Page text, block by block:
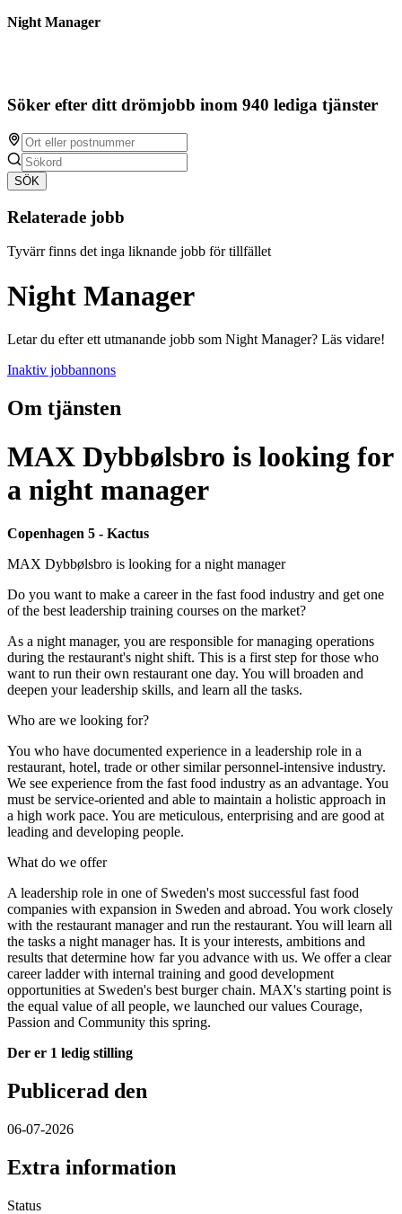
Night Manager
Söker efter ditt drömjobb inom 940 lediga tjänster
SÖK
Relaterade jobb
Tyvärr finns det inga liknande jobb för tillfället
Night Manager
Letar du efter ett utmanande jobb som Night Manager? Läs vidare!
Inaktiv jobbannons
Om tjänsten
MAX Dybbølsbro is looking for
a night manager
Copenhagen 5 - Kactus
MAX Dybbølsbro is looking for a night manager
Do you want to make a career in the fast food industry and get one
of the best leadership training courses on the market?
As a night manager, you are responsible for managing operations
during the restaurant's night shift. This is a first step for those who
want to run their own restaurant one day. You will broaden and
deepen your leadership skills, and learn all the tasks.
Who are we looking for?
You who have documented experience in a leadership role in a
restaurant, hotel, trade or other similar personnel-intensive industry.
We see experience from the fast food industry as an advantage. You
must be service-oriented and able to maintain a holistic approach in
a high work pace. You are meticulous, enterprising and are good at
leading and developing people.
What do we offer
A leadership role in one of Sweden's most successful fast food
companies with expansion in Sweden and abroad. You work closely
with the restaurant manager and run the restaurant. You will learn all
the tasks a night manager has. It is your interests, ambitions and
results that determine how far you advance with us. We offer a clear
career ladder with internal training and good development
opportunities at Sweden's best burger chain. MAX's starting point is
the equal value of all people, we launched our values ​​Courage,
Passion and Community this spring.
Der er 1 ledig stilling
Publicerad den
06-07-2026
Extra information
Status